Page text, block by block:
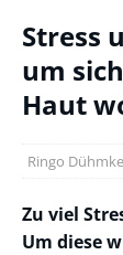
Stress
um
Haut
Ringo Dühmke
Zu viel
Um diese